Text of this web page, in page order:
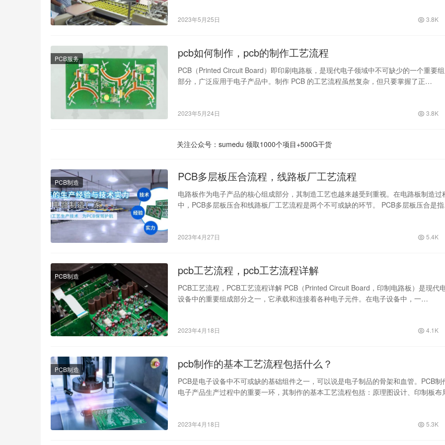
2023年5月25日 3.8K
PCB服务 pcb如何制作，pcb的制作工艺流程
PCB（Printed Circuit Board）即印刷电路板，是现代电子领域中不可缺少的一个重要
部分，广泛应用于电子产品中。制作 PCB 的工艺流程虽然复杂，但只要掌握了正…
2023年5月24日 3.8K
关注公众号：sumedu 领取1000个项目+500G干货
PCB制造 PCB多层板压合流程，线路板厂工艺流程
电路板作为电子产品的核心组成部分，其制造工艺也越来越受到重视。在电路板制造过
中，PCB多层板压合和线路板厂工艺流程是两个不可或缺的环节。 PCB多层板压合是
2023年4月27日 5.4K
PCB制造 pcb工艺流程，pcb工艺流程详解
PCB工艺流程，PCB工艺流程详解 PCB（Printed Circuit Board，印制电路板）是现代
设备中的重要组成部分之一，它承载和连接着各种电子元件。在电子设备中，一…
2023年4月18日 4.1K
PCB制造 pcb制作的基本工艺流程包括什么？
PCB是电子设备中不可或缺的基础组件之一，可以说是电子制品的骨架和血管。PCB制
电子产品生产过程中的重要一环，其制作的基本工艺流程包括：原理图设计、印制板布
2023年4月18日 5.3K